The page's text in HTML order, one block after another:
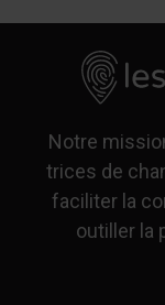
Notre
trices de
faciliter la
outiller la